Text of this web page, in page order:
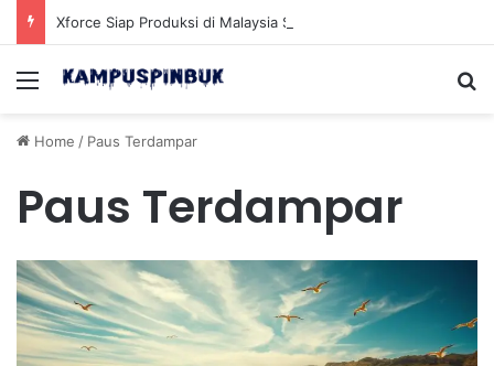
Menu
Home / Paus Terdampar
Paus Terdampar